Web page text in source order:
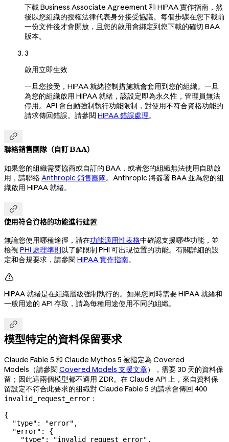
下載 Business Associate Agreement 和 HIPAA 實作指南，然
後以您組織的授權法律代表身分接受協議。每個步驟在您下載前
一份文件後才會開放，且您的啟用會綁定到您下載的確切 BAA
版本。
3
啟用立即生效
一旦您接受，HIPAA 就緒控制措施就會套用到您的組織。一旦
為您的組織啟用 HIPAA 就緒，該設定即為永久性，管理員無法
停用。API 會自動強制執行功能限制，對使用不符合資格功能的
請求傳回錯誤。請參閱HIPAA 錯誤處理。

聯絡銷售團隊（自訂 BAA）
如果您的組織需要協商或自訂的 BAA，或者您的組織無法使用自助啟
用，請聯絡Anthropic 銷售團隊。Anthropic 將簽署 BAA 並為您的組
織啟用 HIPAA 就緒。

使用符合資格的功能進行建置
無論您使用哪種途徑，請在功能適用性表格中確認支援哪些功能，並
檢視PHI 處理準則以了解限制 PHI 可出現位置的功能。有關詳細的設
定和合規要求，請參閱HIPAA 實作指南。

HIPAA 就緒是在組織層級強制執行的。如果您同時需要 HIPAA 就緒和
一般用途的 API 存取，請為每種用途使用不同的組織。

模型特定的資料保留要求
Claude Fable 5 和 Claude Mythos 5 被指定為 Covered
Models（請參閱Covered Models 支援文章），需要 30 天的資料保
留；因此這兩個模型都不適用 ZDR。在 Claude API 上，來自資料保
留設定不符合此要求的組織對 Claude Fable 5 的請求會傳回 400
invalid_request_error ：
{
  "type"
: "error" ,
  "error"
: {
    "type"
: "invalid_request_error" ,